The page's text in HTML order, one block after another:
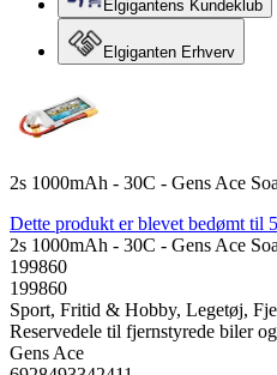
Elgigantens Kundeklub
Elgiganten Erhverv
2s 1000mAh - 30C - Gens Ace
Dette produkt er blevet bedømt til
2s 1000mAh - 30C - Gens Ace
199860
199860
Sport, Fritid & Hobby, Legetøj,
Reservedele til fjernstyrede biler
Gens Ace